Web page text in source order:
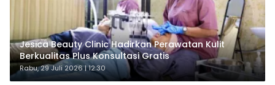
Jesica Beauty Clinic Hadirkan Perawatan Kulit
Berkualitas Plus Konsultasi Gratis
Rabu, 29 Juli 2026 | 12:30